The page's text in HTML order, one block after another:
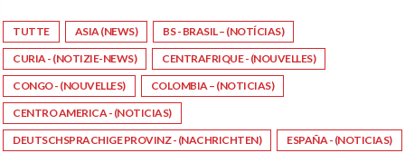
TUTTE ASIA (NEWS)
BS - BRASIL – (NOTÍCIAS)
CURIA - (NOTIZIE-NEWS)
CENTRAFRIQUE - (NOUVELLES)
CONGO - (NOUVELLES)
COLOMBIA – (NOTICIAS)
CENTRO AMERICA - (NOTICIAS)
DEUTSCHSPRACHIGE PROVINZ - (NACHRICHTEN)
ESPAÑA - (NOTICIAS)